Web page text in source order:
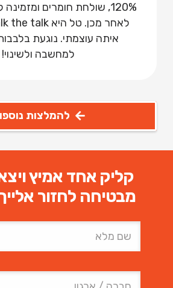
120%, שולחת חומרים
איתה עוצמתי. נוגעת
למחשבה ולשינוי!
להמלצות
קליק אחד אמיץ
מבטיחה לחזור